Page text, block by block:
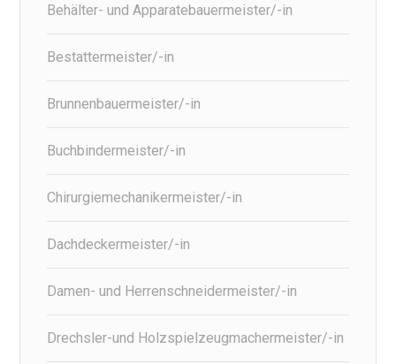
Behälter- und Apparatebauermeister/-in
Bestattermeister/-in
Brunnenbauermeister/-in
Buchbindermeister/-in
Chirurgiemechanikermeister/-in
Dachdeckermeister/-in
Damen- und Herrenschneidermeister/-in
Drechsler-und Holzspielzeugmachermeister/-in